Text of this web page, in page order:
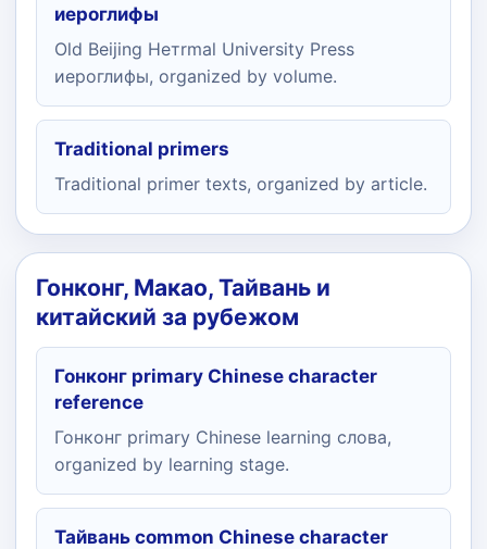
иероглифы
Old Beijing Нетrmal University Press
иероглифы, organized by volume.
Traditional primers
Traditional primer texts, organized by article.
Гонконг, Макао, Тайвань и
китайский за рубежом
Гонконг primary Chinese character
reference
Гонконг primary Chinese learning слова,
organized by learning stage.
Тайвань common Chinese character